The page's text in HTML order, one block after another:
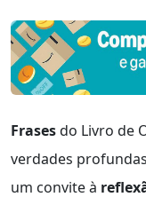
Frasesdo Livro de
verdades
um convite à